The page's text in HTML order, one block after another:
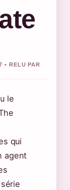
• RELU PAR
le
qui
agent
série